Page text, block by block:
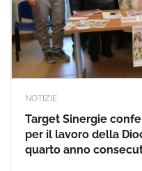
NOTIZIE
Target Sinergie
per il lavoro della
quarto anno